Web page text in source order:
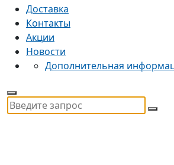
Доставка
Контакты
Акции
Новости
Дополнительная